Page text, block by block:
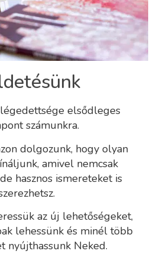
elsődleges
számunkra.
dolgozunk, hogy olyan
amivel nemcsak
hasznos ismereteket is
az új lehetőségeket,
lehessünk és minél több
nyújthassunk Neked.